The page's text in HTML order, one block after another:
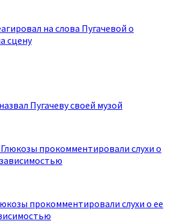
на слова Пугачевой о
сцену
Пугачеву своей музой
прокомментировали слухи о ее